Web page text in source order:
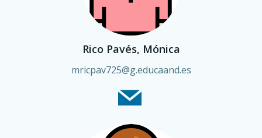
Rico Pavés, Mónica
mricpav725@g.educaand.es